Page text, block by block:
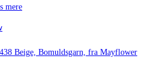
mere